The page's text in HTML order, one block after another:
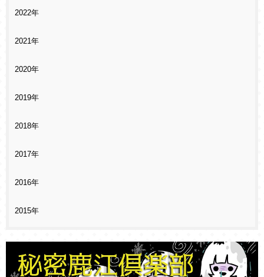
2022年
2021年
2020年
2019年
2018年
2017年
2016年
2015年